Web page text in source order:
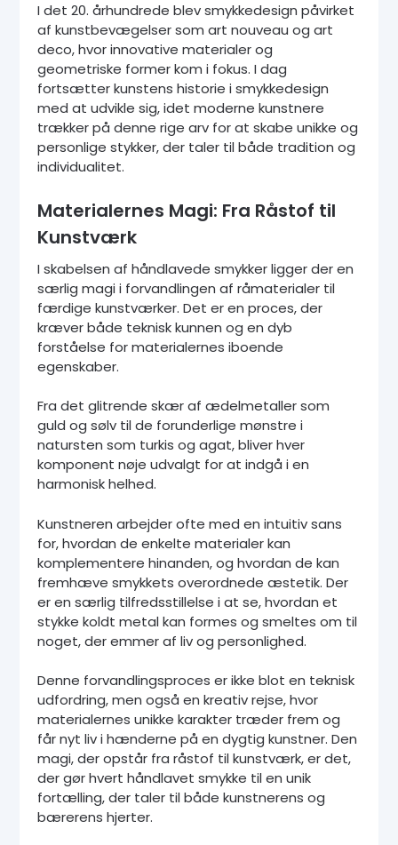
I det 20. århundrede blev smykkedesign påvirket
af kunstbevægelser som art nouveau og art
deco, hvor innovative materialer og
geometriske former kom i fokus. I dag
fortsætter kunstens historie i smykkedesign
med at udvikle sig, idet moderne kunstnere
trækker på denne rige arv for at skabe unikke og
personlige stykker, der taler til både tradition og
individualitet.
Materialernes Magi: Fra Råstof til
Kunstværk
I skabelsen af håndlavede smykker ligger der en
særlig magi i forvandlingen af råmaterialer til
færdige kunstværker. Det er en proces, der
kræver både teknisk kunnen og en dyb
forståelse for materialernes iboende
egenskaber.
Fra det glitrende skær af ædelmetaller som
guld og sølv til de forunderlige mønstre i
natursten som turkis og agat, bliver hver
komponent nøje udvalgt for at indgå i en
harmonisk helhed.
Kunstneren arbejder ofte med en intuitiv sans
for, hvordan de enkelte materialer kan
komplementere hinanden, og hvordan de kan
fremhæve smykkets overordnede æstetik. Der
er en særlig tilfredsstillelse i at se, hvordan et
stykke koldt metal kan formes og smeltes om til
noget, der emmer af liv og personlighed.
Denne forvandlingsproces er ikke blot en teknisk
udfordring, men også en kreativ rejse, hvor
materialernes unikke karakter træder frem og
får nyt liv i hænderne på en dygtig kunstner. Den
magi, der opstår fra råstof til kunstværk, er det,
der gør hvert håndlavet smykke til en unik
fortælling, der taler til både kunstnerens og
bærerens hjerter.